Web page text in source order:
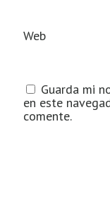
Web
Guarda mi
en este
comente.